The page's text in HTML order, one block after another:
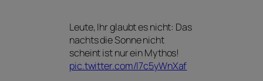
Leute, Ihr glaubt es nicht: Das
nachts die Sonne nicht
scheint ist nur ein Mythos!
pic.twitter.com/l7c5yWnXaf